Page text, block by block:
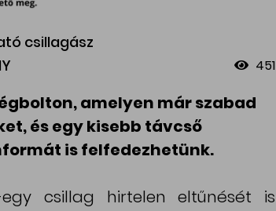
csillagász
451
amelyen már szabad
és egy kisebb távcső
is felfedezhetünk.
csillag hirtelen eltűnését is